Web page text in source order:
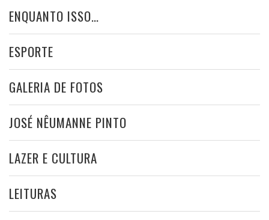
ENQUANTO ISSO…
ESPORTE
GALERIA DE FOTOS
JOSÉ NÊUMANNE PINTO
LAZER E CULTURA
LEITURAS